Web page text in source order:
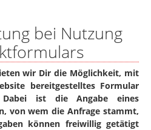
bei Nutzung
wir Dir die Möglichkeit, mit
bereitgestelltes Formular
Dabei ist die Angabe eines
von wem die Anfrage stammt,
können freiwillig getätigt